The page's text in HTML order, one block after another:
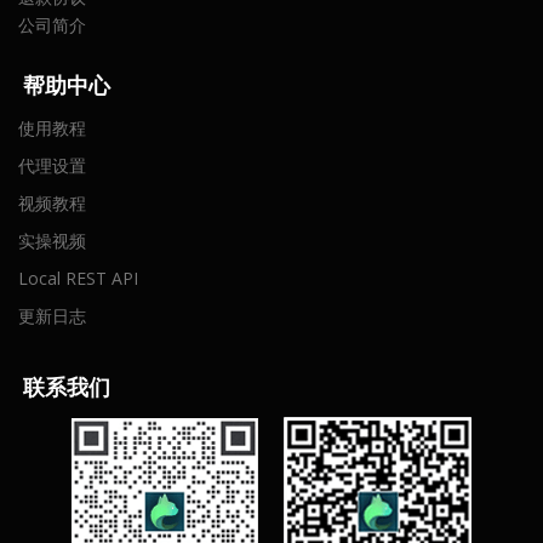
公司简介
帮助中心
使用教程
代理设置
视频教程
实操视频
Local REST API
更新日志
联系我们